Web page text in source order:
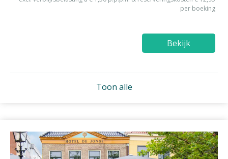
per boeking
Bekijk
Toon alle